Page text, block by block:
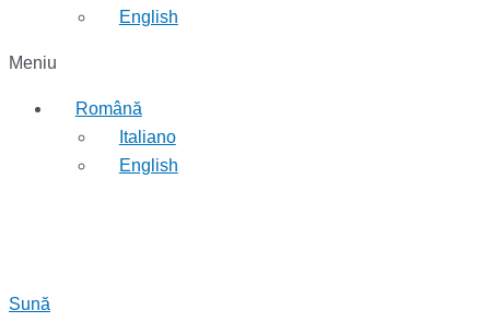
English
Meniu
Română
Italiano
English
Sună